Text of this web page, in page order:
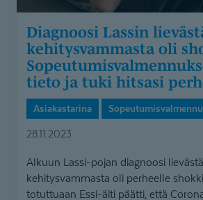
hitsasi
perheen
yhteen
Diagnoosi Lassin lievästä
kehitysvammasta oli
tieto ja tuki hitsasi
Asiakastarina
28.11.2023
Alkuun Lassi-pojan diagnoosi lievästä
kehitysvammasta oli perheelle
totuttuaan Essi-äiti päätti, että